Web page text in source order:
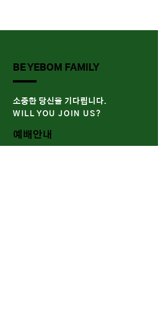
BE YEBOM FAMILY
​소중한 당신을 기다립니다.
WILL YOU JOIN US?
예배안내